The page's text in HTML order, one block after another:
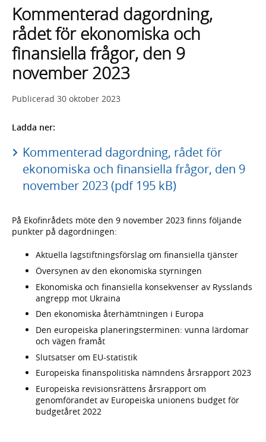
Kommenterad dagordning,
rådet för ekonomiska och
finansiella frågor, den 9
november 2023
Publicerad 30 oktober 2023
Ladda ner:
Kommenterad dagordning, rådet för
ekonomiska och finansiella frågor, den 9
november 2023 (pdf 195 kB)
På Ekofinrådets möte den 9 november 2023 finns följande
punkter på dagordningen:
Aktuella lagstiftningsförslag om finansiella tjänster
Översynen av den ekonomiska styrningen
Ekonomiska och finansiella konsekvenser av Rysslands
angrepp mot Ukraina
Den ekonomiska återhämtningen i Europa
Den europeiska planeringsterminen: vunna lärdomar
och vägen framåt
Slutsatser om EU-statistik
Europeiska finanspolitiska nämndens årsrapport 2023
Europeiska revisionsrättens årsrapport om
genomförandet av Europeiska unionens budget för
budgetåret 2022